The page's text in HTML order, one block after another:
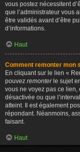
vous postez nécessitent
que l’administrateur vous
être validés avant d’être
d’informations.
Haut
Comment remonter mon
En cliquant sur le lien «
pouvez remonterle sujet
vous ne voyez pas ce
désactivée ou que
atteint. Il est également
répondant. Néanmoins,
faisant.
Haut